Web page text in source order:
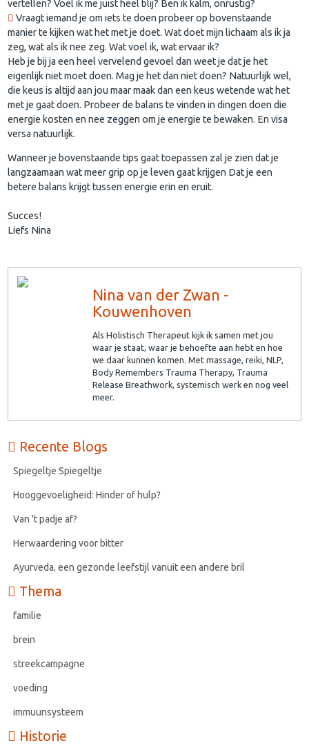
vertellen? Voel ik me juist heel blij? Ben ik kalm, onrustig?
Vraagt iemand je om iets te doen probeer op bovenstaande
manier te kijken wat het met je doet. Wat doet mijn lichaam als ik ja
zeg, wat als ik nee zeg. Wat voel ik, wat ervaar ik?
Heb je bij ja een heel vervelend gevoel dan weet je dat je het
eigenlijk niet moet doen. Mag je het dan niet doen? Natuurlijk wel,
die keus is altijd aan jou maar maak dan een keus wetende wat het
met je gaat doen. Probeer de balans te vinden in dingen doen die
energie kosten en nee zeggen om je energie te bewaken. En visa
versa natuurlijk.
Wanneer je bovenstaande tips gaat toepassen zal je zien dat je
langzaamaan wat meer grip op je leven gaat krijgen Dat je een
betere balans krijgt tussen energie erin en eruit.
Succes!
Liefs Nina
Nina van der Zwan -
Kouwenhoven
Als Holistisch Therapeut kijk ik samen met jou
waar je staat, waar je behoefte aan hebt en hoe
we daar kunnen komen. Met massage, reiki, NLP,
Body Remembers Trauma Therapy, Trauma
Release Breathwork, systemisch werk en nog veel
meer.
Recente Blogs
Spiegeltje Spiegeltje
Hooggevoeligheid: Hinder of hulp?
Van 't padje af?
Herwaardering voor bitter
Ayurveda, een gezonde leefstijl vanuit een andere bril
Thema
familie
brein
streekcampagne
voeding
immuunsysteem
Historie